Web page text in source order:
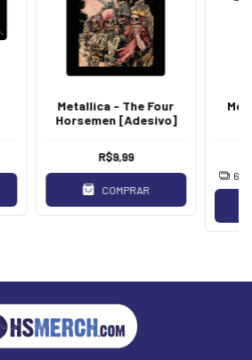
Metallica - The Four
Horsemen [Adesivo]
R$9,99
COMPRAR
6